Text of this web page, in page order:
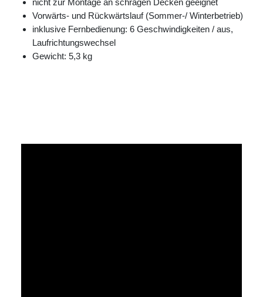
nicht zur Montage an schrägen Decken geeignet
Vorwärts- und Rückwärtslauf (Sommer-/ Winterbetrieb)
inklusive Fernbedienung: 6 Geschwindigkeiten / aus,
Laufrichtungswechsel
Gewicht: 5,3 kg